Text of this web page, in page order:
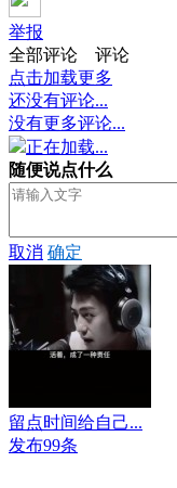
举报
全部评论
评论
点击加载更多
还没有评论...
没有更多评论...
正在加载...
随便说点什么
取消 确定
留点时间给自己...
发布99条